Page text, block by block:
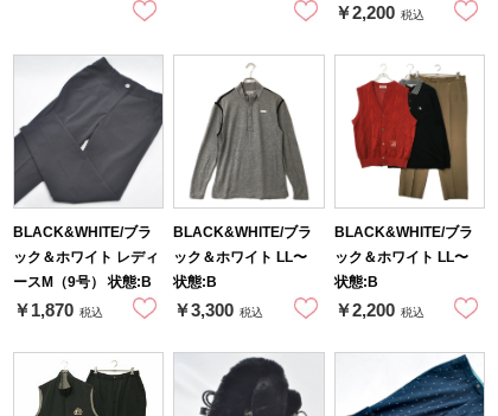
￥2,200 税込
BLACK&WHITE/ブラ
ック＆ホワイト レディ
ースM（9号） 状態:B
￥1,870 税込
BLACK&WHITE/ブラ
ック＆ホワイト LL〜
状態:B
￥3,300 税込
BLACK&WHITE/ブラ
ック＆ホワイト LL〜
状態:B
￥2,200 税込